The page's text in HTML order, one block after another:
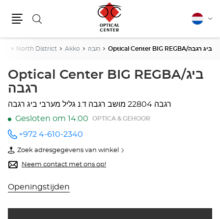
Zoeken
North District Akko רגבה Optical Center BIG REGBA/ביג רגבה
Optical Center BIG REGBA/ביג
רגבה
22804 רגבה
Gesloten om 14:00
OPTICA & GEHOOR
telefoonnummer
+972 4-610-2340
Zoek adresgegevens van winkel
van
Optical
Center
REGBA/ביג
רגבה
Neem contact met ons op!
Openingstijden